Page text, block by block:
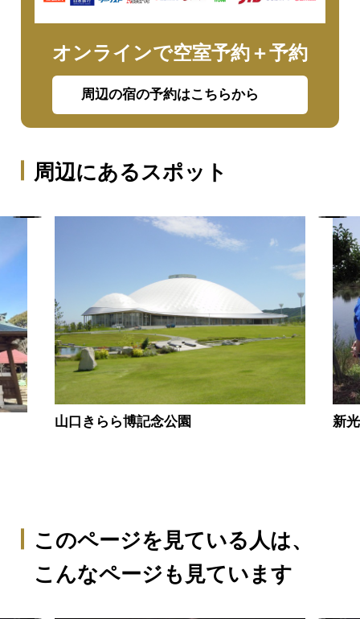
オンラインで空室予約＋予約
周辺の宿の予約はこちらから
周辺にあるスポット
山口きらら博記念公園 新
このページを見ている人は、
こんなページも見ています